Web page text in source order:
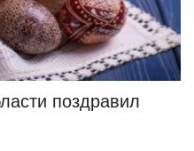
поздравил